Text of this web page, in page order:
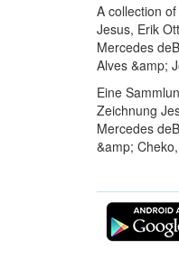
A collection
Jesus, Erik
Mercedes
Alves &amp;
Eine
Zeichnung
Mercedes
&amp;